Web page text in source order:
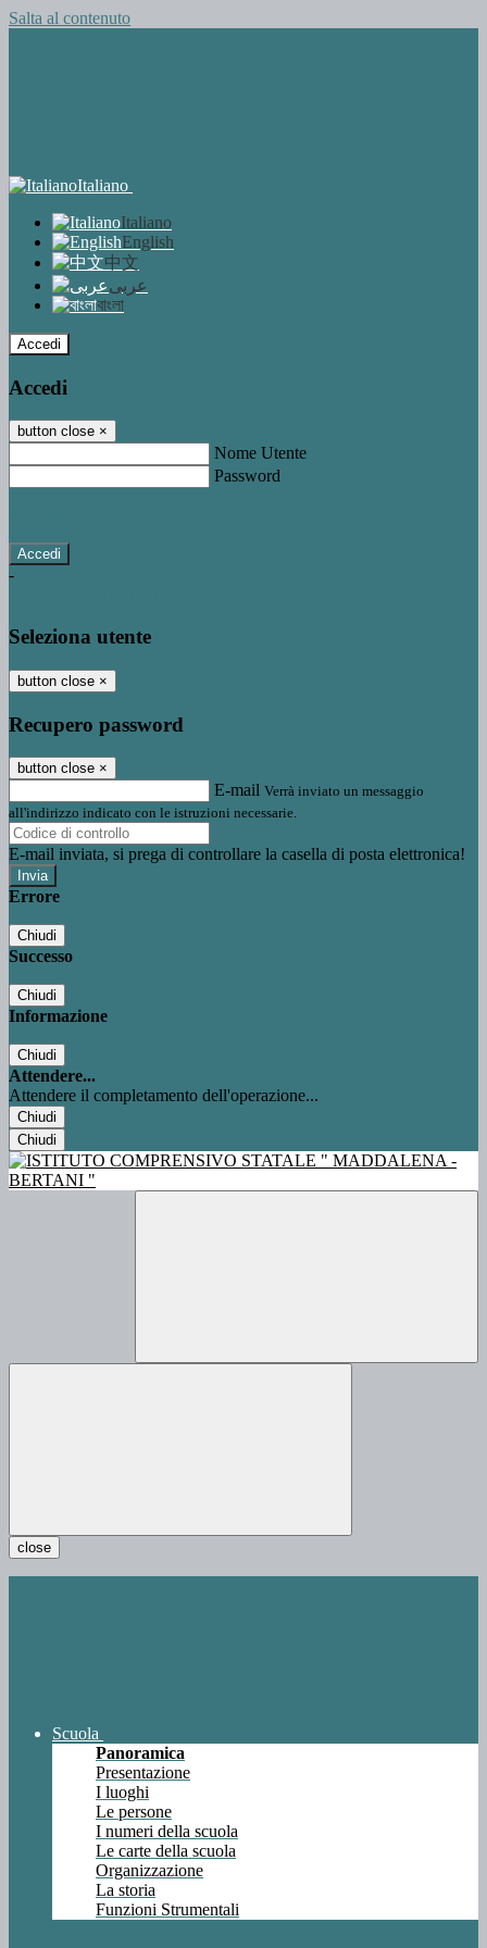
Salta al contenuto
Italiano
Italiano
English
中文
عربى
বাংলা
Accedi
Accedi
button close ×
Nome Utente
Password
-
Seleziona utente
button close ×
Recupero password
button close ×
E-mail Verrà inviato un messaggio
all'indirizzo indicato con le istruzioni necessarie.
E-mail inviata, si prega di controllare la casella di posta elettronica!
Errore
Chiudi
Successo
Chiudi
Informazione
Chiudi
Attendere...
Attendere il completamento dell'operazione...
Chiudi
Chiudi
close
Scuola
Panoramica
Presentazione
I luoghi
Le persone
I numeri della scuola
Le carte della scuola
Organizzazione
La storia
Funzioni Strumentali